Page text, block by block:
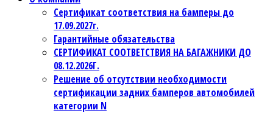
Сертификат соответствия на бамперы до
17.09.2027г.
Гарантийные обязательства
СЕРТИФИКАТ СООТВЕТСТВИЯ НА БАГАЖНИКИ ДО
08.12.2026Г.
Решение об отсутствии необходимости
сертификации задних бамперов автомобилей
категории N